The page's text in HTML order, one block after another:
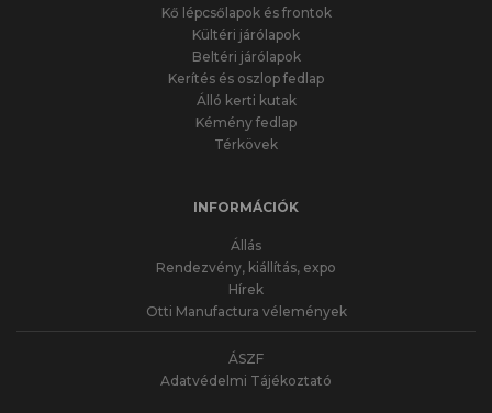
Kő lépcsőlapok és frontok
Kültéri járólapok
Beltéri járólapok
Kerítés és oszlop fedlap
Álló kerti kutak
Kémény fedlap
Térkövek
INFORMÁCIÓK
Állás
Rendezvény, kiállítás, expo
Hírek
Otti Manufactura vélemények
ÁSZF
Adatvédelmi Tájékoztató